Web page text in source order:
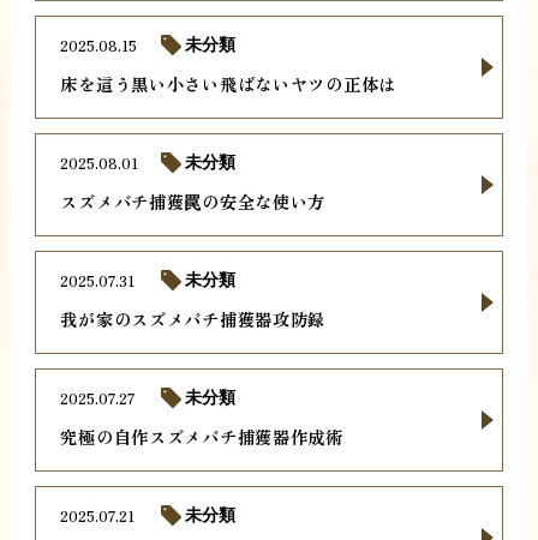
床を這う黒い小さい飛ばないヤツの正体は
2025.08.15 未分類
スズメバチ捕獲罠の安全な使い方
2025.08.01 未分類
我が家のスズメバチ捕獲器攻防録
2025.07.31 未分類
究極の自作スズメバチ捕獲器作成術
2025.07.27 未分類
2025.07.21 未分類